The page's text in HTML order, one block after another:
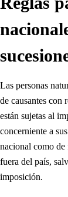
Las personas
de causantes con
están sujetas al
concerniente a
nacional como
fuera del país,
imposición.